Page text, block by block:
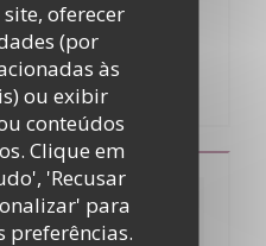
oferecer
(por
às
ou exibir
conteúdos
Clique em
'Recusar
para
preferências.
JANELA))
IMPRENSA ((ABRE NUMA NOVA